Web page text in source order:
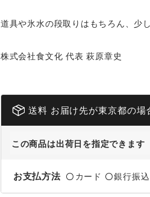
道具や氷水の段取りはもちろん、少
株式会社食文化 代表 萩原章史
送料 お届け先が東京都の場
この商品は出荷日を指定できます
お支払方法 〇 カード 〇銀行振込